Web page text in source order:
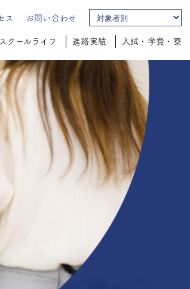
ス お問い合わせ
スクールライフ 進路実績 入試・学費・寮